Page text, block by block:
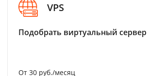
VPS
Подобрать виртуальный сервер
От 30 руб./месяц